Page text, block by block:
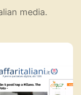
media.